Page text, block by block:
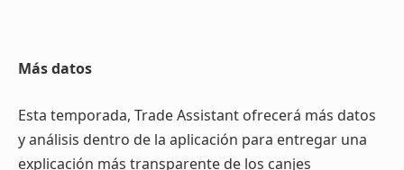
Más datos
Esta temporada, Trade Assistant ofrecerá más datos
y análisis dentro de la aplicación para entregar una
explicación más transparente de los canjes